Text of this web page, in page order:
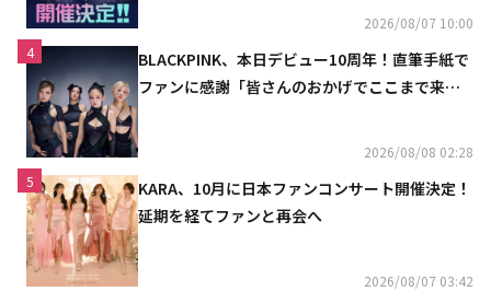
2026/08/07 10:00
4
BLACKPINK、本日デビュー10周年！直筆手紙で
ファンに感謝「皆さんのおかげでここまで来ら
2026/08/08 02:28
5
KARA、10月に日本ファンコンサート開催決定！
延期を経てファンと再会へ
2026/08/07 03:42